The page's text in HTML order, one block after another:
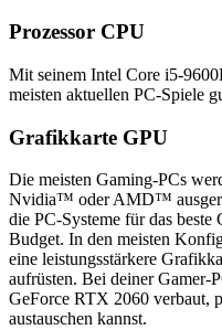
Prozessor CPU
Mit seinem Intel Core i5-
meisten aktuellen PC-Spiele
Grafikkarte GPU
Die meisten Gaming-PCs
Nvidia™ oder AMD™
die PC-Systeme für das
Budget. In den meisten
eine leistungsstärkere
aufrüsten. Bei deiner Gamer-
GeForce RTX 2060 verbaut,
austauschen kannst.